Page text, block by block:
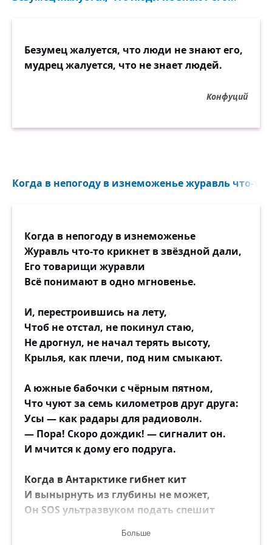
Что для нас лимон без аромата?
Что без песен птица? Ничего!
Человек — на то и человек!
Ничего-то в сердце не таите,
Безумец жалуется, что люди не знают его,
мудрец жалуется, что не знает людей.
Конфуций
Когда в непогоду в изнеможенье журавль что-то
Когда в непогоду в изнеможенье
Журавль что-то крикнет в звёздной дали,
Его товарищи журавли
Всё понимают в одно мгновенье.
И, перестроившись на лету,
Чтоб не отстал, не покинул стаю,
Не дрогнул, не начал терять высоту,
Крылья, как плечи, под ним смыкают.
А южные бабочки с чёрным пятном,
Что чуют за семь километров друг друга:
Усы — как радары для радиоволн.
— Пора! Скоро дождик! — сигналит он.
И мчится к дому его подруга.
Когда в Антарктике гибнет кит
И вынырнуть из глубины не может,
Он SOS ультразвуком подать спешит
Больше